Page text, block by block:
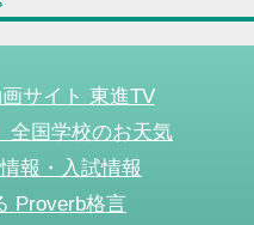
サイト 東進TV
全国学校のお天気
報・入試情報
Proverb格言